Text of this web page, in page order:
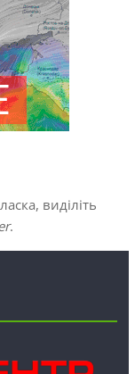
виділіть
.